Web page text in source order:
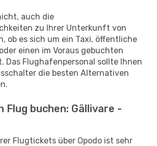
auch die
zu Ihrer Unterkunft von
ob es sich um ein Taxi, öffentliche
einen im Voraus gebuchten
Das Flughafenpersonal sollte Ihnen
die besten Alternativen
Flug buchen: Gällivare -
Flugtickets über Opodo ist sehr